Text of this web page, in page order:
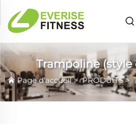
Trampoline
Page d'accueil>PRODUITS>